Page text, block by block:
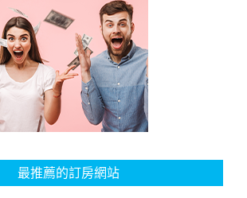
最推薦的訂房網站